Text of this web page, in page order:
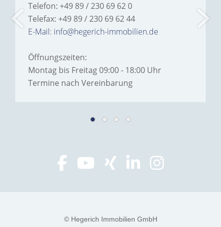
Telefon: +49 89 / 230 69 62 0
Telefax: +49 89 / 230 69 62 44
E-Mail: info@hegerich-immobilien.de
Öffnungszeiten:
Montag bis Freitag 09:00 - 18:00 Uhr
Termine nach Vereinbarung
© Hegerich Immobilien GmbH